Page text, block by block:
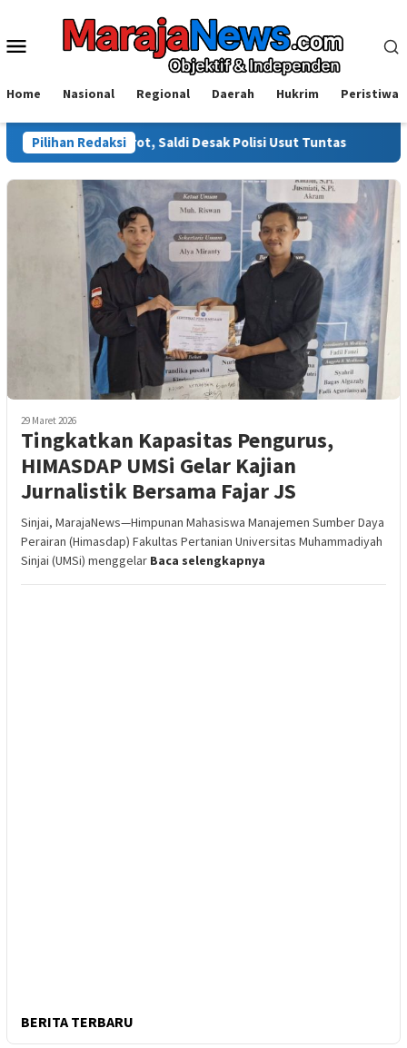
konten
Menu
Home Nasional Regional Daerah Hukrim Peristiwa
Pilihan Redaksi
Disorot, Saldi Desak Polisi Usut Tuntas Warga Sinjai
29 Maret 2026
Tingkatkan Kapasitas Pengurus,
HIMASDAP UMSi Gelar Kajian
Jurnalistik Bersama Fajar JS
Sinjai, MarajaNews—Himpunan Mahasiswa Manajemen Sumber Daya
Perairan (Himasdap) Fakultas Pertanian Universitas Muhammadiyah
Sinjai (UMSi) menggelar Baca selengkapnya
BERITA TERBARU